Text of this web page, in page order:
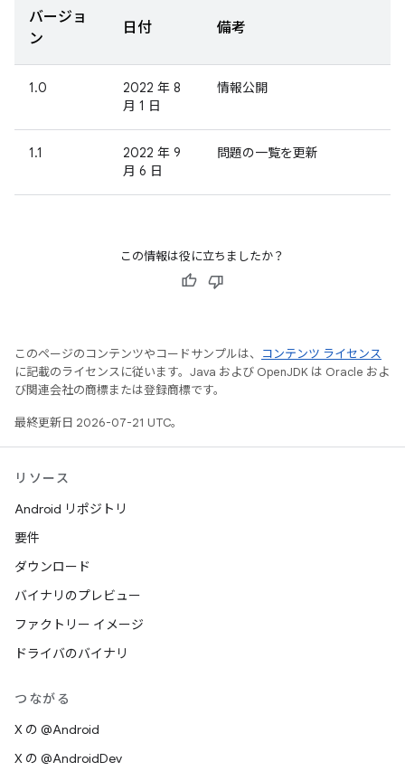
バージョ
ン
日付 備考
1.0
2022 年 8
月 1 日
情報公開
1.1
2022 年 9
月 6 日
問題の一覧を更新
この情報は役に立ちましたか？
このページのコンテンツやコードサンプルは、
コンテンツ ライセンス
に記載のライセンスに従います。Java および OpenJDK は Oracle およ
び関連会社の商標または登録商標です。
最終更新日 2026-07-21 UTC。
リソース
Android リポジトリ
要件
ダウンロード
バイナリのプレビュー
ファクトリー イメージ
ドライバのバイナリ
つながる
X の @Android
X の @AndroidDev